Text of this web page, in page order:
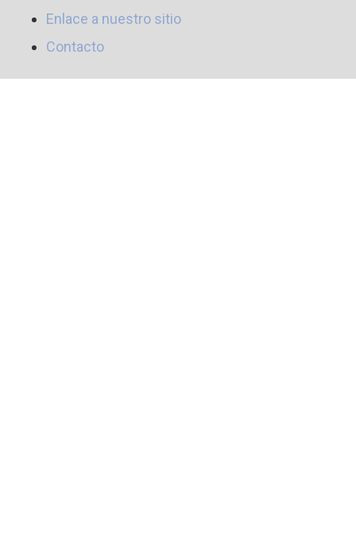
Enlace a nuestro sitio
Contacto